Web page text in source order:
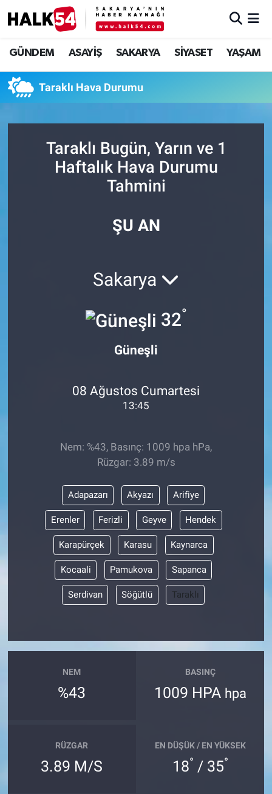
GÜNDEM ASAYİŞ SAKARYA SİYASET YAŞAM
Taraklı Hava Durumu
Taraklı Bugün, Yarın ve 1
Haftalık Hava Durumu
Tahmini
ŞU AN
Sakarya
32°
Güneşli
08 Ağustos Cumartesi
13:45
Nem: %43, Basınç: 1009 hpa hPa,
Rüzgar: 3.89 m/s
Adapazarı Akyazı Arifiye
Erenler Ferizli Geyve Hendek
Karapürçek Karasu Kaynarca
Kocaali Pamukova Sapanca
Serdivan Söğütlü Taraklı
NEM
%43
BASINÇ
1009 HPA hpa
RÜZGAR
3.89 M/S
EN DÜŞÜK / EN YÜKSEK
18° / 35°
GÜNDEM
SAKARYA
SİYASET
SOKAK RÖPORTAJLARI
HALK54 PANORAMA
Adapazarı Nöbetçi Eczaneler
Süper Lig Puan Durumu ve Fikstür
Tüm Manşetler